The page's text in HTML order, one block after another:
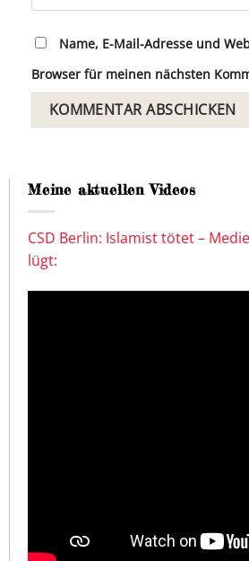
Name, E-Mail-Adresse und
Browser für meinen nächsten
Meine aktuellen Videos
CSD Berlin: Islamist tötet –
lügt: